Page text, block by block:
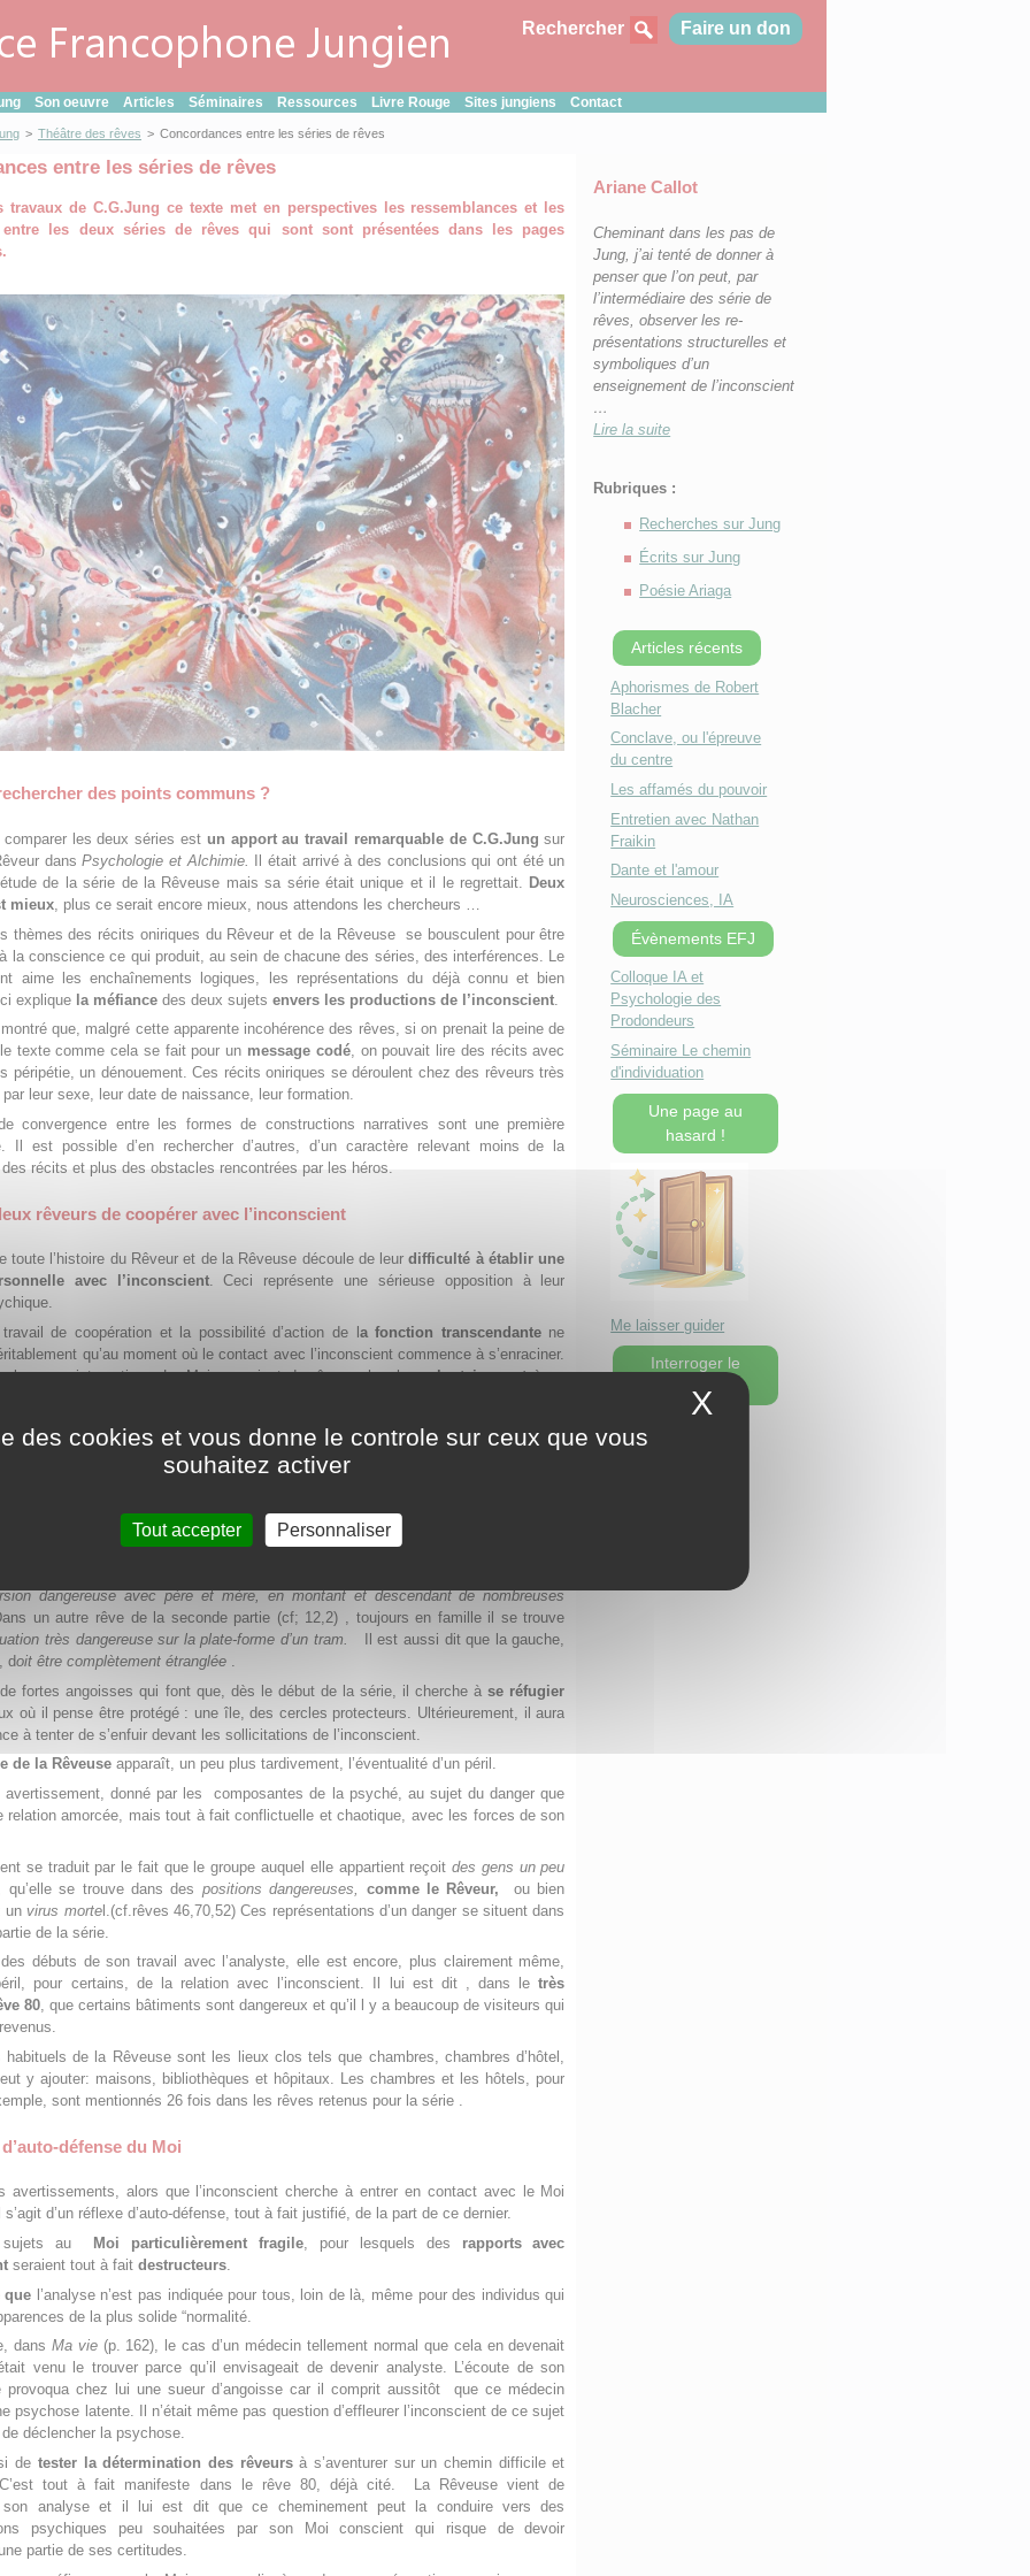
Rechercher Faire un don
Son oeuvre Articles Séminaires Ressources Livre Rouge Sites jungiens Contact
> Théâtre des rêves > Concordances entre les séries de rêves
entre les séries de rêves
travaux de C.G.Jung ce texte met en perspectives les ressemblances et les
entre les deux séries de rêves qui sont sont présentées dans les pages
des points communs ?
comparer les deux séries est un apport au travail remarquable de C.G.Jung sur
dansPsychologie et Alchimie.
Il était arrivé à des conclusions qui ont été un
de la série de la Rêveuse mais sa série était unique et il le regrettait. Deux
mieux, plus ce serait encore mieux, nous attendons les chercheurs …
thèmes des récits oniriques du Rêveur et de la Rêveuse se bousculent pour être
la conscience ce qui produit, au sein de chacune des séries, des interférences. Le
aime les enchaînements logiques, les représentations du déjà connu et bien
explique la méfiance des deux sujetsenvers les productions de l’inconscient
que, malgré cette apparente incohérence des rêves, si on prenait la peine de
texte comme cela se fait pour un message codé, on pouvait lire des récits avec
péripétie, un dénouement. Ces récits oniriques se déroulent chez des rêveurs très
leur sexe, leur date de naissance, leur formation.
convergence entre les formes de constructions narratives sont une première
Il est possible d’en rechercher d’autres, d’un caractère relevant moins de la
récits et plus des obstacles rencontrées par les héros.
rêveurs de coopérer avec l’inconscient
toute l’histoire du Rêveur et de la Rêveuse découle de leurdifficulté à établir une
avec l’inconscient. Ceci représente une sérieuse opposition à leur
de coopération et la possibilité d’action de l a fonction transcendantene
qu’au moment où le contact avec l’inconscient commence à s’enraciner.
alors une interaction. Le Moi conscient du rêveur cherchevolontairementà se
avec certaines couches profondes de l’inconscient se traduit, dans les
sujets, d’une manière très semblable. Il s’agit d’allusions à des menaces et
au sujet de périls encourus. La peur les incite, l’un comme l’autre, à chercher
, Le danger est très présent.
par l’éventualité d’une relation avec des forces inconscientes. Les rêves le
dangereuse avec père et mère, en montant et descendant de nombreuses
un autre rêve de la seconde partie (cf; 12,2) , toujours en famille il se trouve
très dangereuse sur la plate-forme d’un tram.
Il est aussi dit que la gauche,
doit être complètement étranglée
fortes angoisses qui font que, dès le début de la série, il cherche àse réfugier
où il pense être protégé : une île, des cercles protecteurs. Ultérieurement, il aura
à tenter de s’enfuir devant les sollicitations de l’inconscient.
de la Rêveuse apparaît, un peu plus tardivement, l’éventualité d’un péril.
avertissement, donné par les composantes de la psyché, au sujet du danger que
relation amorcée, mais tout à fait conflictuelle et chaotique, avec les forces de son
se traduit par le fait que le groupe auquel elle appartient reçoitdes gens un peu
qu’elle se trouve dans des positions dangereuses, comme le Rêveur, ou bien
unvirus mortel.(cf.rêves 46,70,52) Ces représentations d’un danger se situent dans
de la série.
débuts de son travail avec l’analyste, elle est encore, plus clairement même,
pour certains, de la relation avec l’inconscient. Il lui est dit , dans letrès
80, que certains bâtiments sont dangereux et qu’il l y a beaucoup de visiteurs qui
habituels de la Rêveuse sont les lieux clos tels que chambres, chambres d’hôtel,
y ajouter: maisons, bibliothèques et hôpitaux. Les chambres et les hôtels, pour
sont mentionnés 26 fois dans les rêves retenus pour la série .
défense du Moi
avertissements, alors que l’inconscient cherche à entrer en contact avec le Moi
d’un réflexe d’auto-défense, tout à fait justifié, de la part de ce dernier.
sujets au
Moi particulièrement fragile , pour lesquels des rapports avec
seraient tout à faitdestructeurs
que l’analyse n’est pas indiquée pour tous, loin de là, même pour des individus qui
de la plus solide “normalité.
dans Ma vie(p. 162), le cas d’un médecin tellement normal que cela en devenait
venu le trouver parce qu’il envisageait de devenir analyste. L’écoute de son
provoqua chez lui une sueur d’angoisse car il comprit aussitôt que ce médecin
psychose latente. Il n’était même pas question d’effleurer l’inconscient de ce sujet
déclencher la psychose.
de tester la détermination des rêveursà s’aventurer sur un chemin difficile et
C’est tout à fait manifeste dans le rêve 80, déjà cité. La Rêveuse vient de
son analyse et il lui est dit que ce cheminement peut la conduire vers des
psychiques peu souhaitées par son Moi conscient qui risque de devoir
partie de ses certitudes.
Ariane Callot
Cheminant dans les pas de
Jung, j’ai tenté de donner à
penser que l’on peut, par
l’intermédiaire des série de
rêves, observer les re-
présentations structurelles et
symboliques d’un
enseignement de l’inconscient
…
Lire la suite
Rubriques :
Recherches sur Jung
Écrits sur Jung
Poésie Ariaga
Articles récents
Aphorismes de Robert
Blacher
Conclave, ou l'épreuve
du centre
Les affamés du pouvoir
Entretien avec Nathan
Fraikin
Dante et l'amour
Neurosciences, IA
Évènements EFJ
Colloque IA et
Psychologie des
Prodondeurs
Séminaire Le chemin
d'individuation
Une page au
hasard !
Me laisser guider
Interroger le
Yi Jing ?
des cookies et vous donne le controle sur ceux que vous
souhaitez activer
Tout accepter Personnaliser
X Masquer le